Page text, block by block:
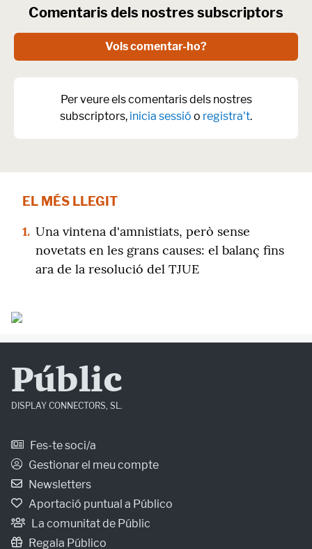
Comentaris dels nostres subscriptors
Vols comentar-ho?
Per veure els comentaris dels nostres
subscriptors, inicia sessió o registra't.
EL MÉS LLEGIT
1. Una vintena d'amnistiats, però sense
novetats en les grans causes: el balanç fins
ara de la resolució del TJUE
Públic
DISPLAY CONNECTORS, SL.
Fes-te soci/a
Gestionar el meu compte
Newsletters
Aportació puntual a Público
La comunitat de Públic
Regala Público